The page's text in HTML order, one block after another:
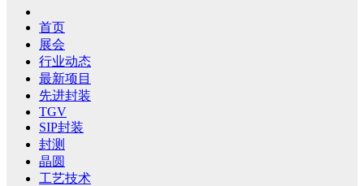
首页
展会
行业动态
最新项目
先进封装
TGV
SIP封装
封测
晶圆
工艺技术